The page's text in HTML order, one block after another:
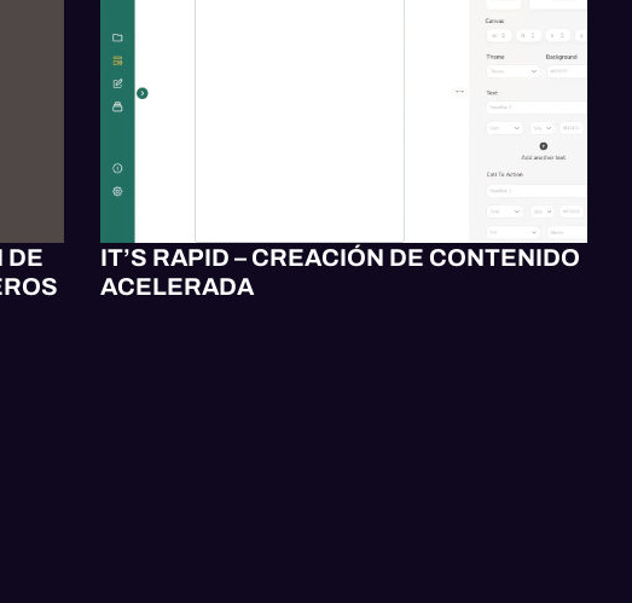
DE
IT’S RAPID – CREACIÓN DE CONTENIDO
ACELERADA